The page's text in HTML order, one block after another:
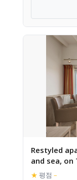
Restyled
and sea, on
★ 평점 –